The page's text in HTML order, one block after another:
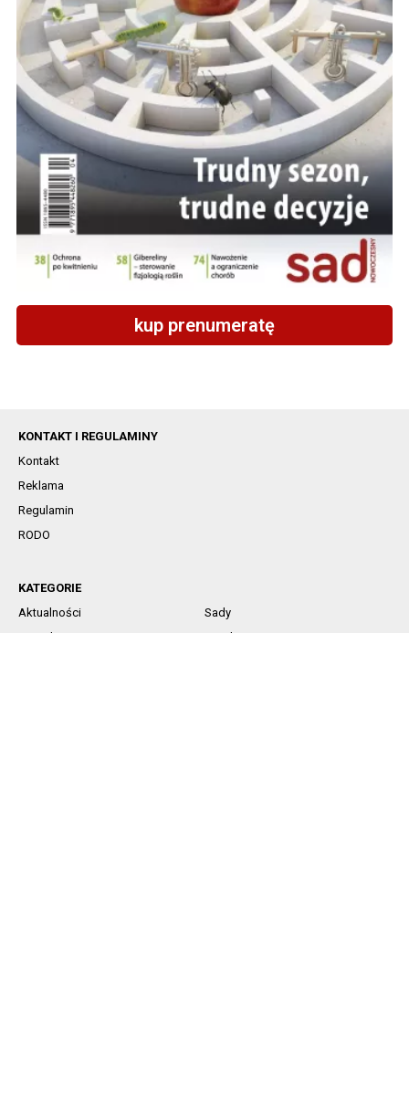
kup prenumeratę
KONTAKT I REGULAMINY
Kontakt
Reklama
Regulamin
RODO
KATEGORIE
Aktualności
Sady
Jagodowe
Rynek